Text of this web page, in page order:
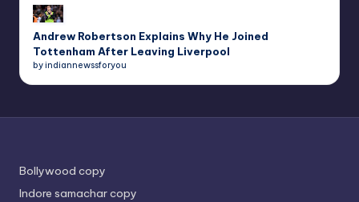
Andrew Robertson Explains Why He Joined
Tottenham After Leaving Liverpool
by indiannewssforyou
Bollywood copy
Indore samachar copy